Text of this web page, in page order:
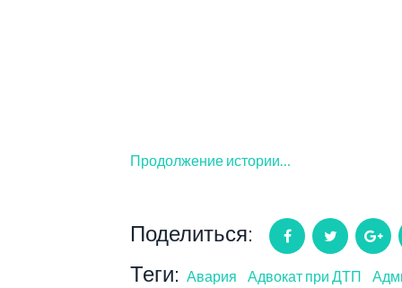
Продолжение истории…
Поделиться: Facebook Twitter
Теги: Авария Адвокат при ДТП